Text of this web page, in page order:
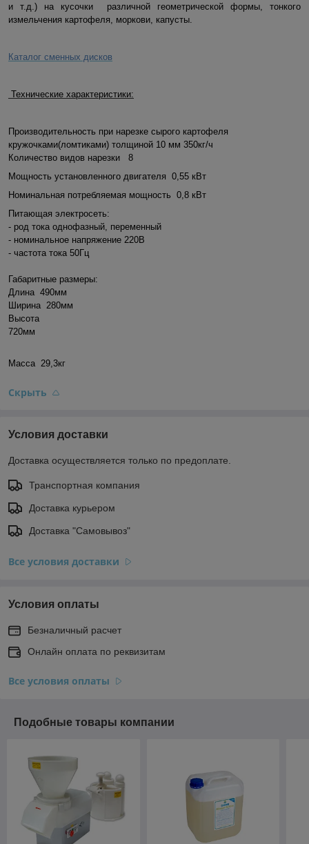
и т.д.) на кусочки различной геометрической формы, тонкого
измельчения картофеля, моркови, капусты.
Каталог сменных дисков
Технические характеристики:
Производительность при нарезке сырого картофеля
кружочками(ломтиками) толщиной 10 мм 350кг/ч
Количество видов нарезки 8
Мощность установленного двигателя 0,55 кВт
Номинальная потребляемая мощность 0,8 кВт
Питающая электросеть:
- род тока однофазный, переменный
- номинальное напряжение 220В
- частота тока 50Гц
Габаритные размеры:
Длина 490мм
Ширина 280мм
Высота
720мм
Масса 29,3кг
Скрыть
Условия доставки
Доставка осуществляется только по предоплате.
Транспортная компания
Доставка курьером
Доставка "Самовывоз"
Все условия доставки
Условия оплаты
Безналичный расчет
Онлайн оплата по реквизитам
Все условия оплаты
Подобные товары компании